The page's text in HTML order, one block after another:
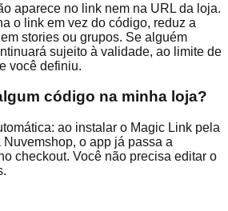
aparece no link nem na URL da loja.
o link em vez do código, reduz a
stories ou grupos. Se alguém
sujeito à validade, ao limite de
você definiu.
código na minha loja?
ao instalar o Magic Link pela
o app já passa a
checkout. Você não precisa editar o